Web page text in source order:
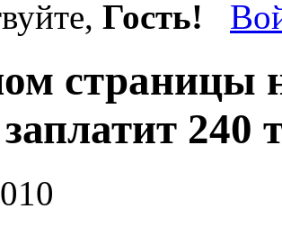
Гость!
страницы
240